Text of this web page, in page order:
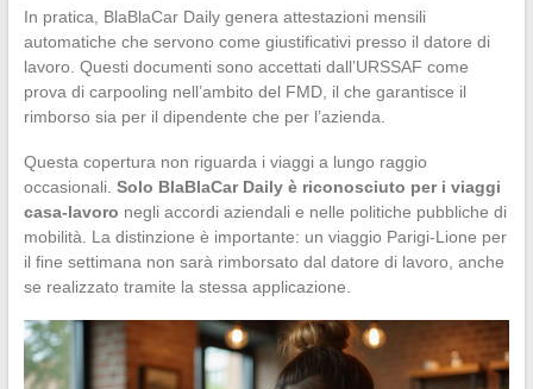
In pratica, BlaBlaCar Daily genera attestazioni mensili
automatiche che servono come giustificativi presso il datore di
lavoro. Questi documenti sono accettati dall’URSSAF come
prova di carpooling nell’ambito del FMD, il che garantisce il
rimborso sia per il dipendente che per l’azienda.
Questa copertura non riguarda i viaggi a lungo raggio
occasionali. Solo BlaBlaCar Daily è riconosciuto per i viaggi
casa-lavoro negli accordi aziendali e nelle politiche pubbliche di
mobilità. La distinzione è importante: un viaggio Parigi-Lione per
il fine settimana non sarà rimborsato dal datore di lavoro, anche
se realizzato tramite la stessa applicazione.